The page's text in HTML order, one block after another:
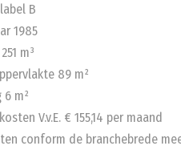
B
1985
m³
89 m²
6 m²
V.v.E. € 155,14 per maand
conform de branchebrede